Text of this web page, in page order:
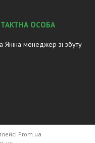
Яніна менеджер зі збуту
Prom.ua